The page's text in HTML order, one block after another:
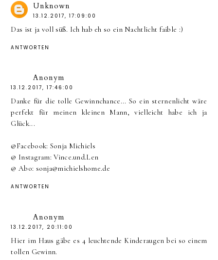
Unknown
13.12.2017, 17:09:00
Das ist ja voll süß. Ich hab eh so ein Nachtlicht faible :)
ANTWORTEN
Anonym
13.12.2017, 17:46:00
Danke für die tolle Gewinnchance... So ein sternenlicht wäre
perfekt für meinen kleinen Mann, vielleicht habe ich ja
Glück...
@Facebook: Sonja Michiels
@ Instagram: Vince.und.Len
@ Abo: sonja@michielshome.de
ANTWORTEN
Anonym
13.12.2017, 20:11:00
Hier im Haus gäbe es 4 leuchtende Kinderaugen bei so einem
tollen Gewinn.